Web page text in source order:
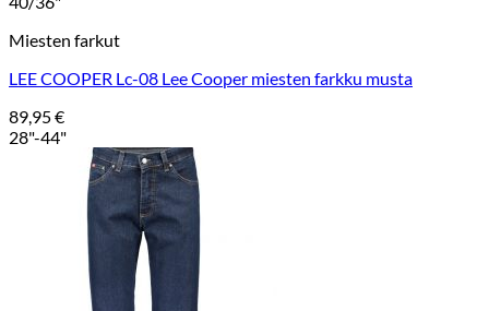
Miesten farkut
LEE COOPER Lc-08 Lee Cooper miesten farkku musta
89,95€
28"-44"